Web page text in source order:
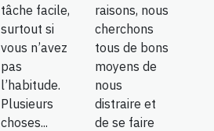
tâche facile,
surtout si
vous n’avez
pas
l’habitude.
Plusieurs
choses...
raisons, nous
cherchons
tous de bons
moyens de
nous
distraire et
de se faire